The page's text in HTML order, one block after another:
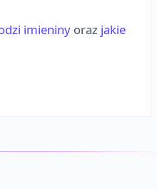
imieniny oraz jakie